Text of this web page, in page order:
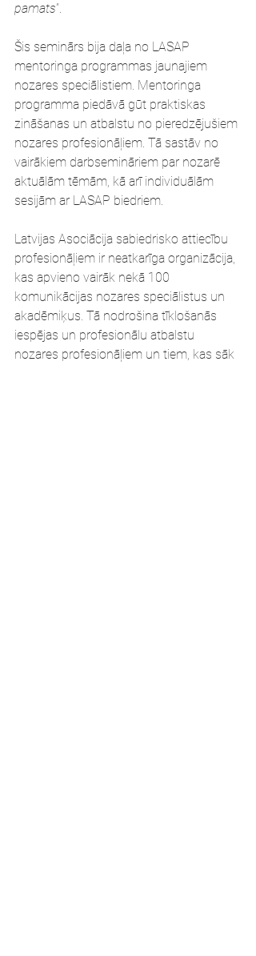
pamats”.
Šis seminārs bija daļa no LASAP
mentoringa programmas jaunajiem
nozares speciālistiem. Mentoringa
programma piedāvā gūt praktiskas
zināšanas un atbalstu no pieredzējušiem
nozares profesionāļiem. Tā sastāv no
vairākiem darbsemināriem par nozarē
aktuālām tēmām, kā arī individuālām
sesijām ar LASAP biedriem.
Latvijas Asociācija sabiedrisko attiecību
profesionāļiem ir neatkarīga organizācija,
kas apvieno vairāk nekā 100
komunikācijas nozares speciālistus un
akadēmiķus. Tā nodrošina tīklošanās
iespējas un profesionālu atbalstu
nozares profesionāļiem un tiem, kas sāk